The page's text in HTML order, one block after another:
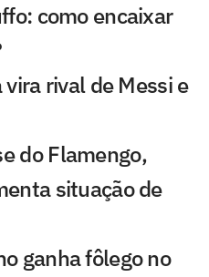
como encaixar
rival de Messi e
do Flamengo,
situação de
ganha fôlego no